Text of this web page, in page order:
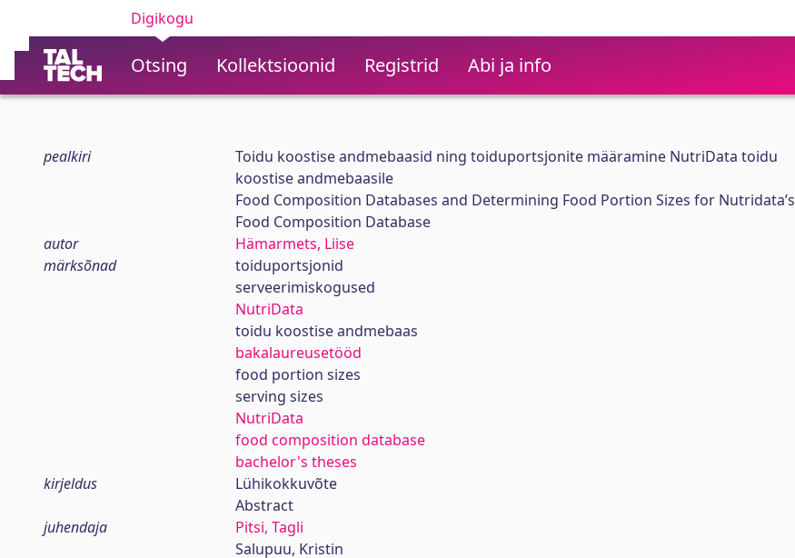
Digikogu
Otsing Kollektsioonid Registrid Abi ja info
pealkiri
Toidu koostise andmebaasid ning toiduportsjonite määramine NutriData toidu
koostise andmebaasile
Food Composition Databases and Determining Food Portion Sizes for Nutridata’s
Food Composition Database
autor
Hämarmets, Liise
märksõnad
toiduportsjonid
serveerimiskogused
NutriData
toidu koostise andmebaas
bakalaureusetööd
food portion sizes
serving sizes
NutriData
food composition database
bachelor's theses
kirjeldus
Lühikokkuvõte
Abstract
juhendaja
Pitsi, Tagli
Salupuu, Kristin